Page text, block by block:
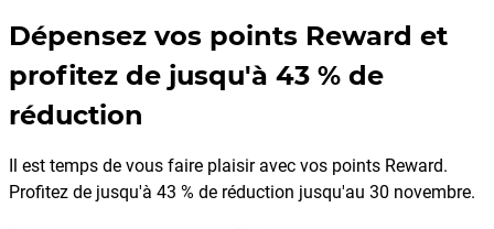
Dépensez vos points Reward et
profitez de jusqu'à 43 % de
réduction
Il est temps de vous faire plaisir avec vos points Reward.
Profitez de jusqu'à 43 % de réduction jusqu'au 30 novembre.